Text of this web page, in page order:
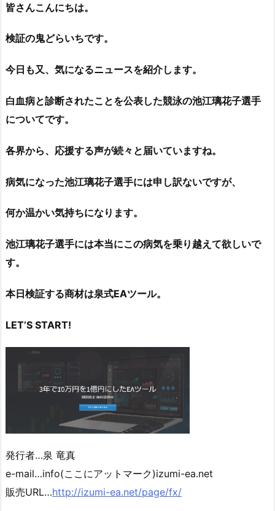
皆さんこんにちは。
検証の鬼どらいちです。
今日も又、気になるニュースを紹介します。
白血病と診断されたことを公表した競泳の池江璃花子選手
についてです。
各界から、応援する声が続々と届いていますね。
病気になった池江璃花子選手には申し訳ないですが、
何か温かい気持ちになります。
池江璃花子選手には本当にこの病気を乗り越えて欲しいで
す。
本日検証する商材は泉式EAツール。
LET’S START!
発行者…泉 竜真
e-mail…info(ここにアットマーク)izumi-ea.net
販売URL…http://izumi-ea.net/page/fx/